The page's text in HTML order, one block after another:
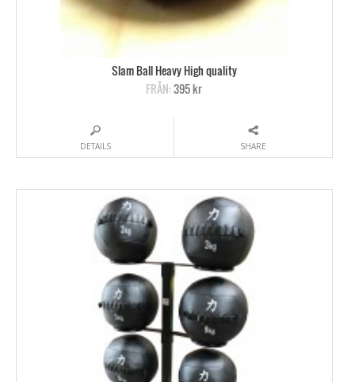
Slam Ball Heavy High quality
FRÅN:395 kr
DETAILS SHARE